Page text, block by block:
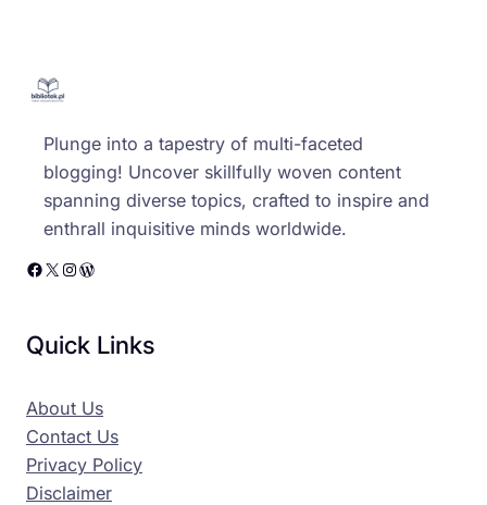
Plunge into a tapestry of multi-faceted
blogging! Uncover skillfully woven content
spanning diverse topics, crafted to inspire and
enthrall inquisitive minds worldwide.
Facebook X Instagram WordPress
Quick Links
About Us
Contact Us
Privacy Policy
Disclaimer